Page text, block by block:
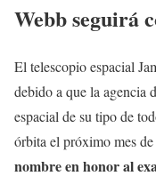
Webb seguirá
El telescopio espacial
debido a que la agencia
espacial de su tipo de
órbita el próximo mes
nombre en honor al